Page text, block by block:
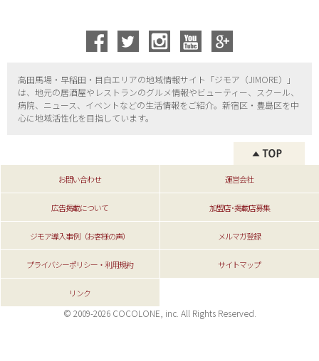
高田馬場・早稲田・目白エリアの地域情報サイト「ジモア（JIMORE）」
は、地元の居酒屋やレストランのグルメ情報やビューティー、
スクール、
病院、ニュース、イベントなどの生活情報をご紹介。新宿区・ 豊島区を中
心に地域活性化を目指しています。
お問い合わせ 運営会社
広告掲載について 加盟店･掲載店募集
ジモア導入事例（お客様の声） メルマガ登録
プライバシーポリシー・利用規約 サイトマップ
リンク
© 2009-2026 COCOLONE, inc. All Rights Reserved.